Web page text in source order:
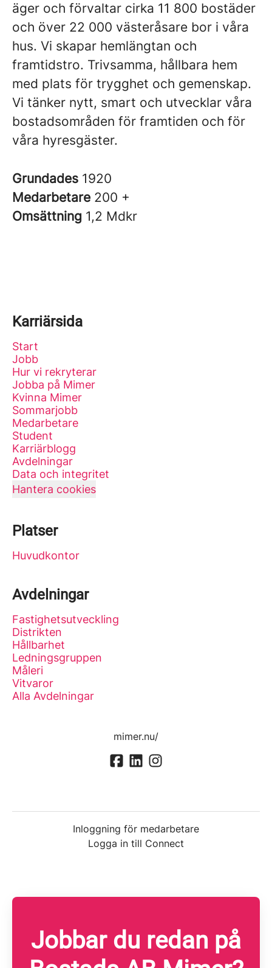
äger och förvaltar cirka 11 800 bostäder
och över 22 000 västeråsare bor i våra
hus. Vi skapar hemlängtan och
framtidstro. Trivsamma, hållbara hem
med plats för trygghet och gemenskap.
Vi tänker nytt, smart och utvecklar våra
bostadsområden för framtiden och för
våra hyresgäster.
Grundades 1920
Medarbetare 200 +
Omsättning 1,2 Mdkr
Karriärsida
Start
Jobb
Hur vi rekryterar
Jobba på Mimer
Kvinna Mimer
Sommarjobb
Medarbetare
Student
Karriärblogg
Avdelningar
Data och integritet
Hantera cookies
Platser
Huvudkontor
Avdelningar
Fastighetsutveckling
Distrikten
Hållbarhet
Ledningsgruppen
Måleri
Vitvaror
Alla Avdelningar
mimer.nu/
Inloggning för medarbetare
Logga in till Connect
Jobbar du redan på